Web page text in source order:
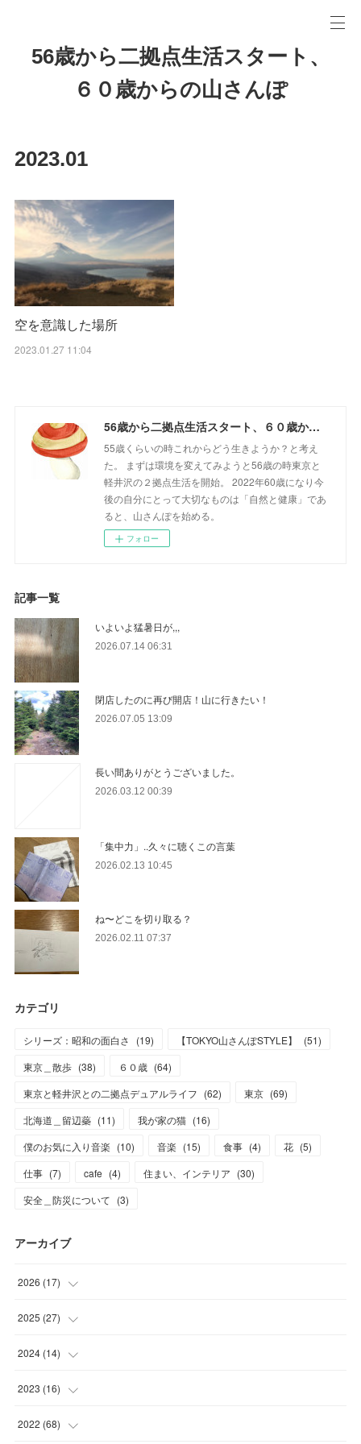
56歳から二拠点生活スタート、
６０歳からの山さんぽ
2023.01
空を意識した場所
2023.01.27 11:04
56歳から二拠点生活スタート、６０歳からの山さんぽ
55歳くらいの時これからどう生きようか？と考え
た。 まずは環境を変えてみようと56歳の時東京と
軽井沢の２拠点生活を開始。 2022年60歳になり今
後の自分にとって大切なものは「自然と健康」であ
ると、山さんぽを始める。
フォロー
記事一覧
いよいよ猛暑日が,,,
2026.07.14 06:31
閉店したのに再び開店！山に行きたい！
2026.07.05 13:09
長い間ありがとうございました。
2026.03.12 00:39
「集中力」..久々に聴くこの言葉
2026.02.13 10:45
ね〜どこを切り取る？
2026.02.11 07:37
カテゴリ
シリーズ：昭和の面白さ (19) 【TOKYO山さんぽSTYLE】 (51)
東京＿散歩 (38) ６０歳 (64)
東京と軽井沢との二拠点デュアルライフ (62) 東京 (69)
北海道＿留辺蘂 (11) 我が家の猫 (16)
僕のお気に入り音楽 (10) 音楽 (15) 食事 (4) 花 (5)
仕事 (7) cafe (4) 住まい、インテリア (30)
安全＿防災について (3)
アーカイブ
2026 (17)
(2
(1
(6
(8
2025 (27)
(1
(4
(16
2024 (14)
(3
(1
2023 (16)
(4
2022 (68)